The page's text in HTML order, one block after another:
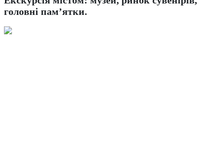
головні пам’ятки.